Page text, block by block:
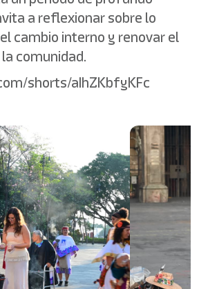
a reflexionar sobre lo
cambio interno y renovar el
comunidad.
shorts/aIhZKbfyKFc